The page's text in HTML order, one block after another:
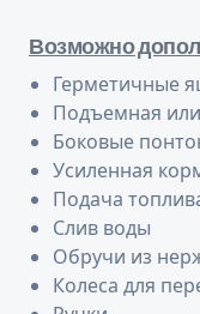
Возможно
Герметичные
Подъемная
Боковые
Усиленная
Подача
Слив воды
Обручи из
Колеса для